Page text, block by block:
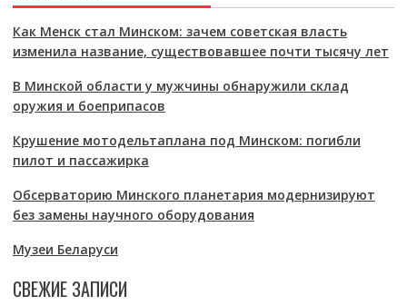
Как Менск стал Минском: зачем советская власть
изменила название, существовавшее почти тысячу лет
В Минской области у мужчины обнаружили склад
оружия и боеприпасов
Крушение мотодельтаплана под Минском: погибли
пилот и пассажирка
Обсерваторию Минского планетария модернизируют
без замены научного оборудования
Музеи Беларуси
СВЕЖИЕ ЗАПИСИ